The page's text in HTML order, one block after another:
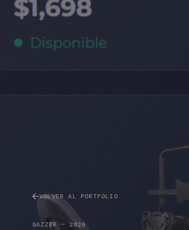
VOLVER AL PORTFOLIO
GAZZER — 2026